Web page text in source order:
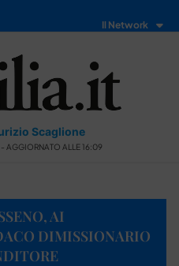
Il Network
Scaglione
AGGIORNATO ALLE 16:09
AI
DIMISSIONARIO